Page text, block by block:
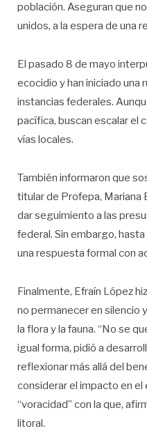
población. Aseguran que
unidos, a la espera de una
El pasado 8 de mayo
ecocidio y han iniciado una
instancias federales.
pacífica, buscan escalar el
vías locales.
También informaron que
titular de Profepa, Mariana
dar seguimiento a las
federal. Sin embargo,
una respuesta formal con
Finalmente, Efraín López
no permanecer en silencio
la flora y la fauna. “No se
igual forma, pidió a
reflexionar más allá del
considerar el impacto en
“voracidad” con la que,
litoral.